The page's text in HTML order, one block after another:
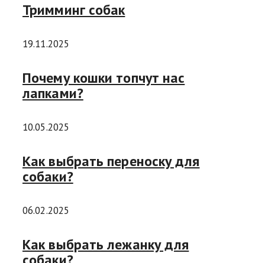
Тримминг собак
19.11.2025
Почему кошки топчут нас
лапками?
10.05.2025
Как выбрать переноску для
собаки?
06.02.2025
Как выбрать лежанку для